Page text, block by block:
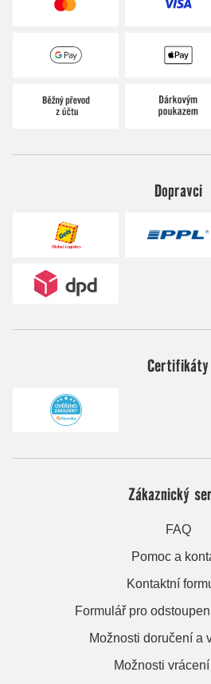
Dopravci
Certifikáty
Zákaznický
FAQ
Pomoc a
Kontaktní
Formulář pro
Možnosti doručení a
Možnosti